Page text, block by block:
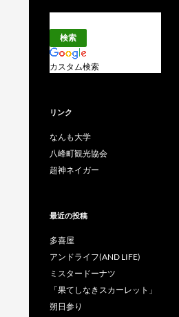
カスタム検索
リンク
なんも大学
八峰町観光協会
超神ネイガー
最近の投稿
多喜屋
アンドライフ(AND LIFE)
ミスタードーナツ
「果てしなきスカーレット」
朔日参り